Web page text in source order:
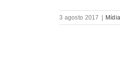
3 agosto 2017 Mídia